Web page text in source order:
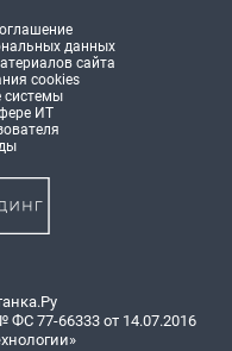
данных
сайта
cookies
системы
ИТ
77-66333 от 14.07.2016